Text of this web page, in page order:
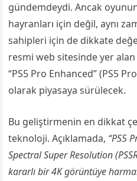
gündemdeydi. Ancak oyunun
hayranları için değil, aynı
sahipleri için de dikkate
resmi web sitesinde yer
“PS5 Pro Enhanced” (PS5
olarak piyasaya sürülecek.
Bu geliştirmenin en dikkat
teknoloji. Açıklamada, “PS5
Spectral Super Resolution
kararlı bir 4K görüntüye